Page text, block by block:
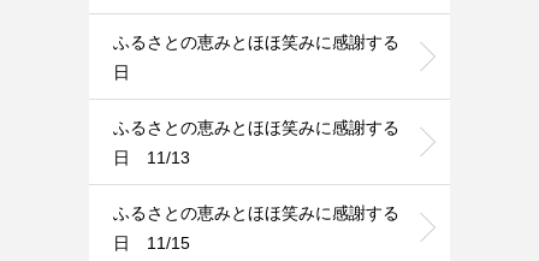
ふるさとの恵みとほほ笑みに感謝する
日
ふるさとの恵みとほほ笑みに感謝する
日 11/13
ふるさとの恵みとほほ笑みに感謝する
日 11/15